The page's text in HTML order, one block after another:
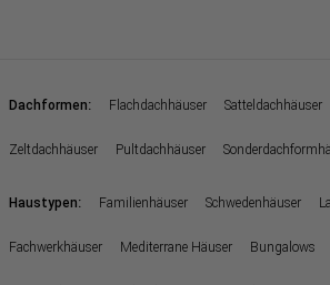
Dachformen: Flachdachhäuser Satteldachhäuser
Zeltdachhäuser Pultdachhäuser
Haustypen: Familienhäuser Schwedenhäuser
Fachwerkhäuser Mediterrane Häuser Bungalows